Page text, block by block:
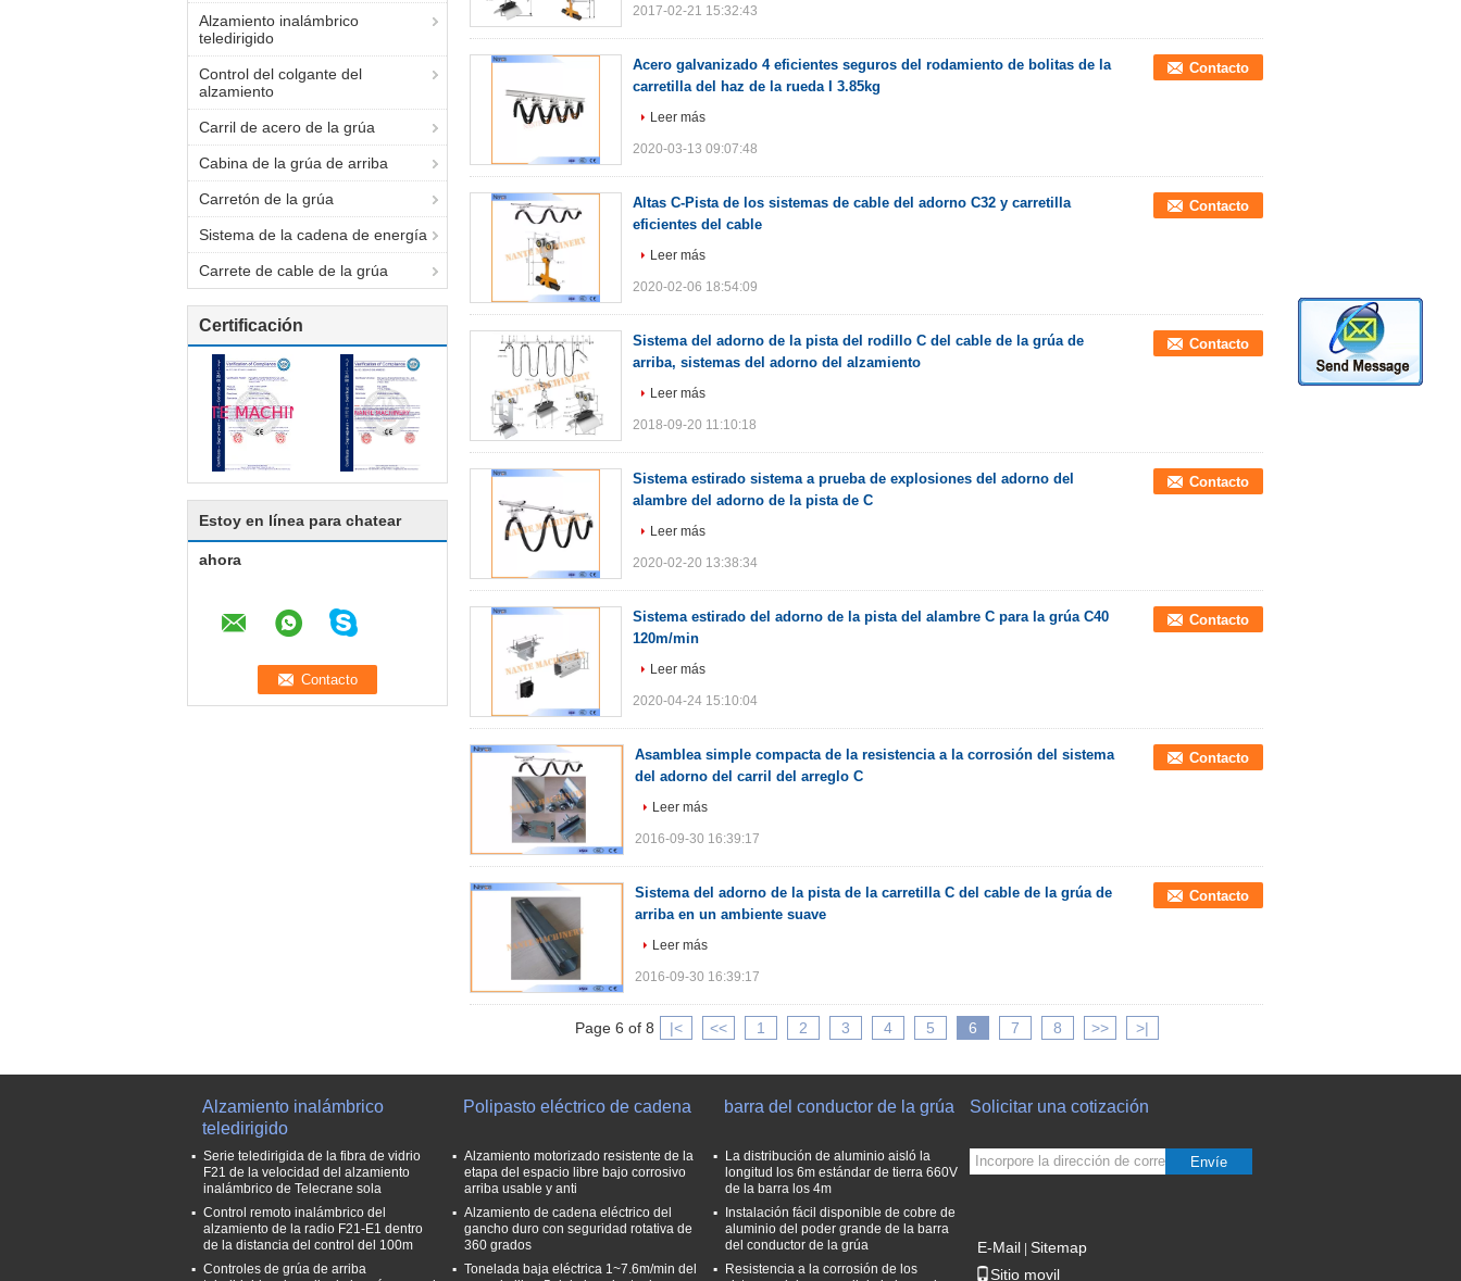
Alzamiento inalámbrico
teledirigido
Control del colgante del
alzamiento
Carril de acero de la grúa
Cabina de la grúa de arriba
Carretón de la grúa
Sistema de la cadena de energía
Carrete de cable de la grúa
Certificación
Estoy en línea para chatear
ahora
2017-02-21 15:32:43
Acero galvanizado 4 eficientes seguros del rodamiento de bolitas de la
carretilla del haz de la rueda I 3.85kg
Contacto
Leer más
2020-03-13 09:07:48
Altas C-Pista de los sistemas de cable del adorno C32 y carretilla
eficientes del cable
Contacto
Leer más
2020-02-06 18:54:09
Sistema del adorno de la pista del rodillo C del cable de la grúa de
arriba, sistemas del adorno del alzamiento
Contacto
Leer más
2018-09-20 11:10:18
Sistema estirado sistema a prueba de explosiones del adorno del
alambre del adorno de la pista de C
Contacto
Leer más
2020-02-20 13:38:34
Sistema estirado del adorno de la pista del alambre C para la grúa C40
120m/min
Contacto
Leer más
2020-04-24 15:10:04
Asamblea simple compacta de la resistencia a la corrosión del sistema
del adorno del carril del arreglo C
Contacto
Leer más
2016-09-30 16:39:17
Sistema del adorno de la pista de la carretilla C del cable de la grúa de
arriba en un ambiente suave
Contacto
Leer más
2016-09-30 16:39:17
Page 6 of 8 |< << 1 2 3 4 5 6 7 8 >> >|
Alzamiento inalámbrico
teledirigido
Serie teledirigida de la fibra de vidrio
F21 de la velocidad del alzamiento
inalámbrico de Telecrane sola
Control remoto inalámbrico del
alzamiento de la radio F21-E1 dentro
de la distancia del control del 100m
Controles de grúa de arriba
Polipasto eléctrico de cadena
Alzamiento motorizado resistente de la
etapa del espacio libre bajo corrosivo
arriba usable y anti
Alzamiento de cadena eléctrico del
gancho duro con seguridad rotativa de
360 grados
Tonelada baja eléctrica 1~7.6m/min del
barra del conductor de la grúa
La distribución de aluminio aisló la
longitud los 6m estándar de tierra 660V
de la barra los 4m
Instalación fácil disponible de cobre de
aluminio del poder grande de la barra
del conductor de la grúa
Resistencia a la corrosión de los
Solicitar una cotización
Envíe
E-Mail Sitemap
Sitio movil